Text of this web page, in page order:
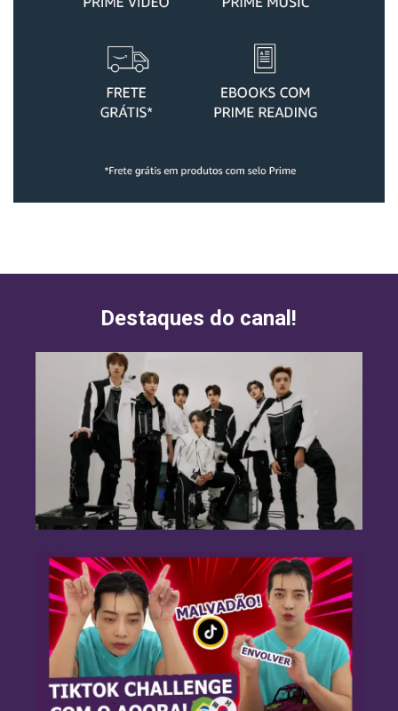
Destaques do canal!